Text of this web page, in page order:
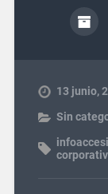
13 junio,
Sin